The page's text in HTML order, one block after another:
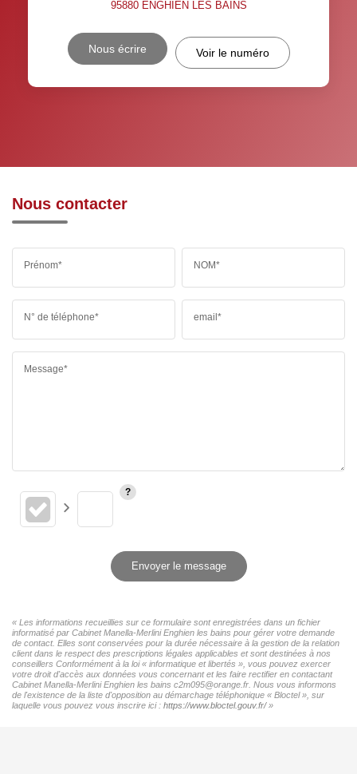
95880 ENGHIEN LES BAINS
Nous écrire Voir le numéro
Nous contacter
Prénom* NOM*
N° de téléphone* email*
Message*
Envoyer le message
« Les informations recueillies sur ce formulaire sont enregistrées dans un fichier
informatisé par Cabinet Manella-Merlini Enghien les bains pour gérer votre demande
de contact. Elles sont conservées pour la durée nécessaire à la gestion de la relation
client dans le respect des prescriptions légales applicables et sont destinées à nos
conseillers Conformément à la loi « informatique et libertés », vous pouvez exercer
votre droit d'accès aux données vous concernant et les faire rectifier en contactant
Cabinet Manella-Merlini Enghien les bains c2m095@orange.fr. Nous vous informons
de l'existence de la liste d'opposition au démarchage téléphonique « Bloctel », sur
laquelle vous pouvez vous inscrire ici : https://www.bloctel.gouv.fr/»